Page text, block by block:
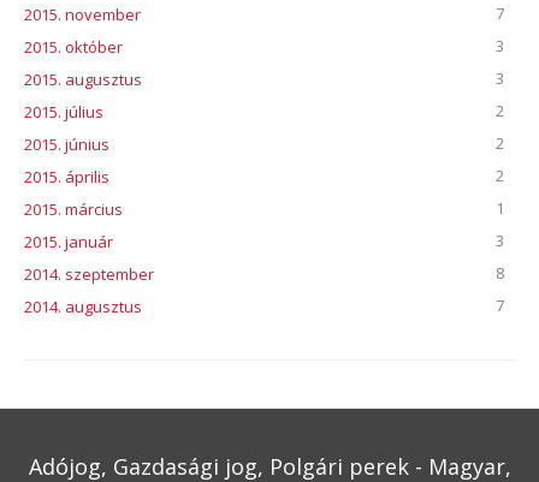
2015. november
7
2015. október
3
2015. augusztus
3
2015. július
2
2015. június
2
2015. április
2
2015. március
1
2015. január
3
2014. szeptember
8
2014. augusztus
7
Adójog, Gazdasági jog, Polgári perek - Magyar,